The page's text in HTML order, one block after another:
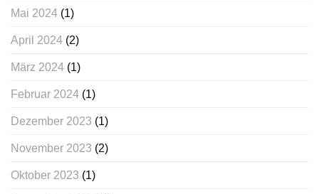
Mai 2024 (1)
April 2024 (2)
März 2024 (1)
Februar 2024 (1)
Dezember 2023 (1)
November 2023 (2)
Oktober 2023 (1)